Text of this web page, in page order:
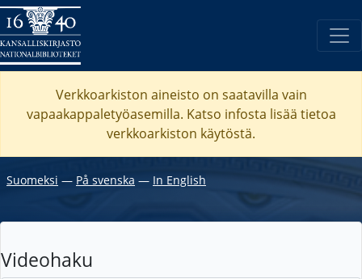
Verkkoarkiston aineisto on saatavilla vain
vapaakappaletyöasemilla. Katso infosta lisää tietoa
verkkoarkiston käytöstä.
Suomeksi ― På svenska ― In English
Videohaku